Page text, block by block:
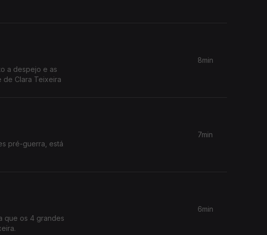
a despejo e as
de Clara Teixeira
8min
7min
que os 4 grandes
6min